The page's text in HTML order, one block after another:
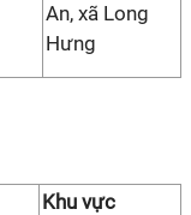
An, xã Long
Hưng
Khu vực